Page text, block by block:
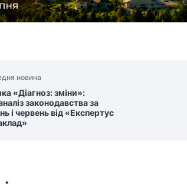
новина
«Діагноз: зміни»:
законодавства за
і червень від «Експертус